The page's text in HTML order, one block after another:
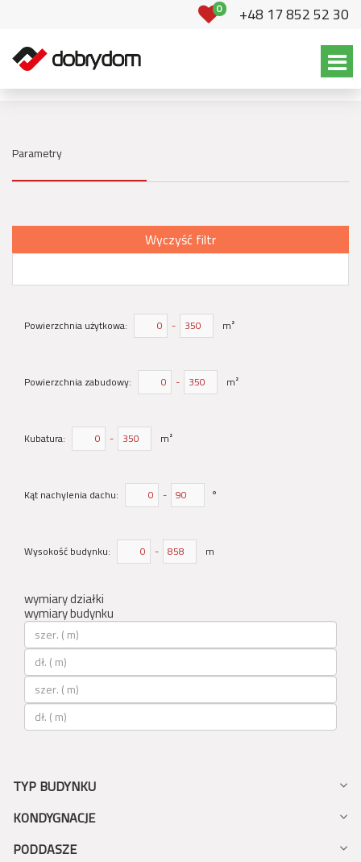
0 +48 17 852 52 30
Parametry
Wyczyść filtr
Powierzchnia użytkowa: - m²
Powierzchnia zabudowy: - m²
Kubatura: - m²
Kąt nachylenia dachu: - °
Wysokość budynku: - m
wymiary działki
wymiary budynku
TYP BUDYNKU
KONDYGNACJE
PODDASZE